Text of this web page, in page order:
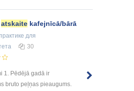
atskaite kafejnīcā/bārā
для
30
1. Pēdējā gadā ir
bruto peļņas pieaugums.